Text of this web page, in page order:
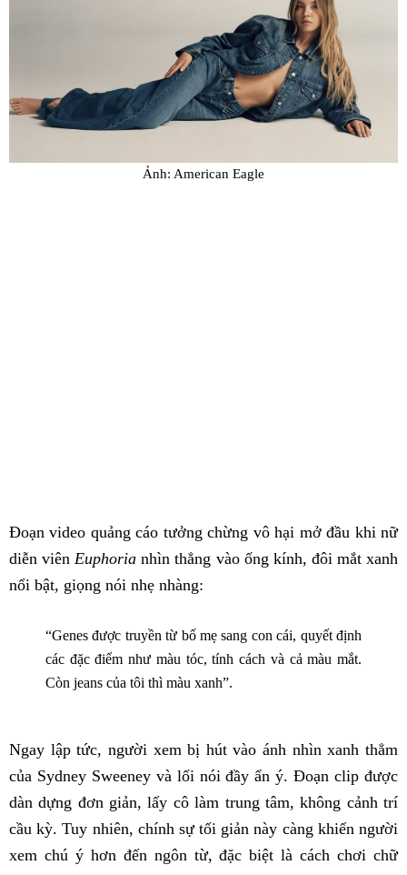
Ảnh: American Eagle
Đoạn video quảng cáo tưởng chừng vô hại mở đầu khi nữ
diễn viên Euphoria nhìn thẳng vào ống kính, đôi mắt xanh
nổi bật, giọng nói nhẹ nhàng:
“Genes được truyền từ bố mẹ sang con cái, quyết định
các đặc điểm như màu tóc, tính cách và cả màu mắt.
Còn jeans của tôi thì màu xanh”.
Ngay lập tức, người xem bị hút vào ánh nhìn xanh thẳm
của Sydney Sweeney và lối nói đầy ẩn ý. Đoạn clip được
dàn dựng đơn giản, lấy cô làm trung tâm, không cảnh trí
cầu kỳ. Tuy nhiên, chính sự tối giản này càng khiến người
xem chú ý hơn đến ngôn từ, đặc biệt là cách chơi chữ